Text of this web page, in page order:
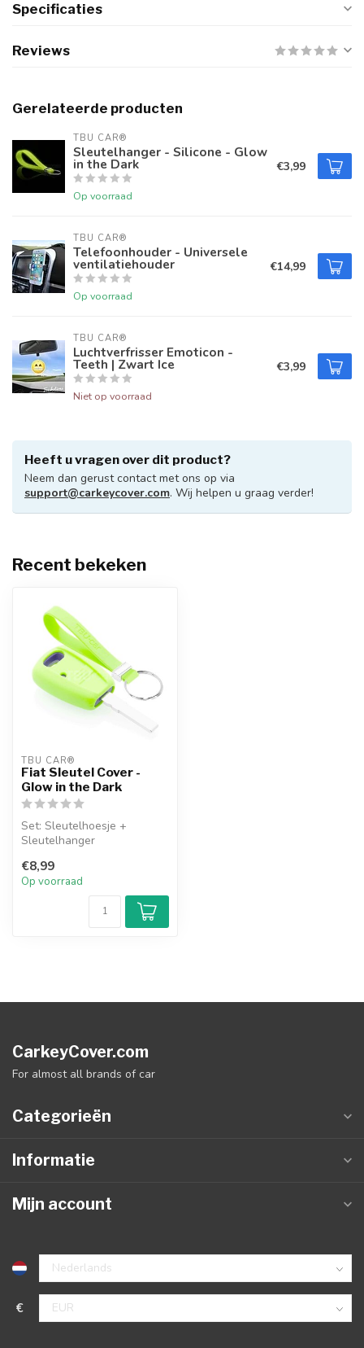
Specificaties
Reviews
Gerelateerde producten
TBU CAR®
Sleutelhanger - Silicone - Glow
in the Dark
Op voorraad
€3,99
TBU CAR®
Telefoonhouder - Universele
ventilatiehouder
Op voorraad
€14,99
TBU CAR®
Luchtverfrisser Emoticon -
Teeth | Zwart Ice
Niet op voorraad
€3,99
Heeft u vragen over dit product?
Neem dan gerust contact met ons op via
support@carkeycover.com. Wij helpen u graag verder!
Recent bekeken
TBU CAR®
Fiat Sleutel Cover -
Glow in the Dark
Set: Sleutelhoesje +
Sleutelhanger
€8,99
Op voorraad
CarkeyCover.com
For almost all brands of car
Categorieën
Informatie
Mijn account
€